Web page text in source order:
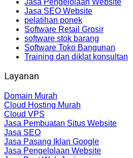
Jasa SEO Website
pelatihan ponek
Software Retail Grosir
software stok barang
Software Toko Bangunan
Training dan diklat konsultan
Layanan
Domain Murah
Cloud Hosting Murah
Cloud VPS
Jasa Pembuatan Situs Website
Jasa SEO
Jasa Pasang Iklan Google
Jasa Pengelolaan Website